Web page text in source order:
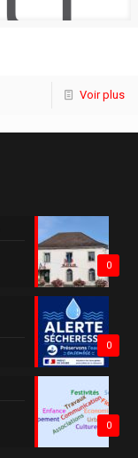
Voir plus
0
0
0